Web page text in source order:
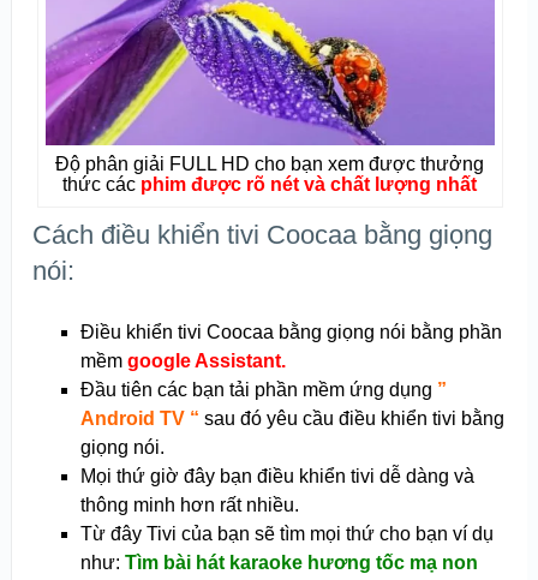
Độ phân giải FULL HD cho bạn xem được thưởng
thức các phim được rõ nét và chất lượng nhất
Cách điều khiển tivi Coocaa bằng giọng
nói:
Điều khiển tivi Coocaa bằng giọng nói bằng phần
mềm google Assistant.
Đầu tiên các bạn tải phần mềm ứng dụng ”
Android TV “ sau đó yêu cầu điều khiển tivi bằng
giọng nói.
Mọi thứ giờ đây bạn điều khiển tivi dễ dàng và
thông minh hơn rất nhiều.
Từ đây Tivi của bạn sẽ tìm mọi thứ cho bạn ví dụ
như: Tìm bài hát karaoke hương tốc mạ non